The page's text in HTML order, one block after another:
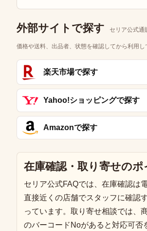
外部サイトで探す セリア公式通
価格や送料、出品者、状態を確認してから利用し
楽天市場で探す
Yahoo!ショッピングで探す
Amazonで探す
在庫確認・取り寄せのポ
セリア公式FAQでは、在庫確認は
直接近くの店舗でスタッフに確認
っています。取り寄せ相談では、
のバーコードNoがあると対応可否